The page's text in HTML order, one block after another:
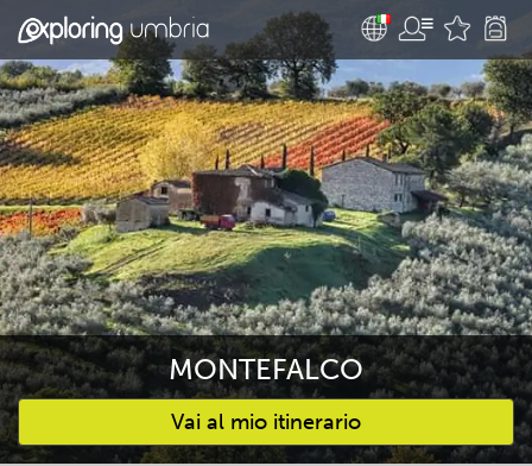
MONTEFALCO
Vai al mio itinerario